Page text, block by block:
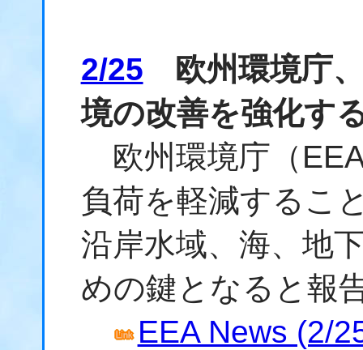
2/25 欧州環境庁
境の改善を強化す
欧州環境庁（
負荷を軽減するこ
沿岸水域、海、地
めの鍵となると報
EEA News (2/